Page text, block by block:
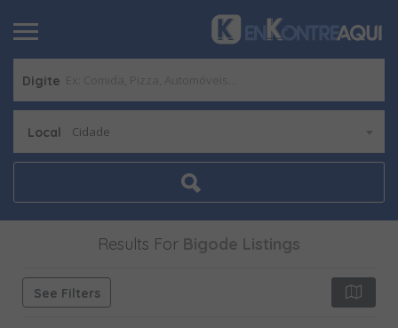
Digite
Local Cidade
Results For Bigode Listings
See Filters